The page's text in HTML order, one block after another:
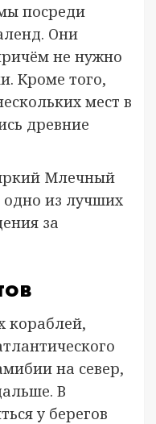
посреди
Они
не нужно
Кроме того,
мест в
древние
Млечный
одно из лучших
за
кораблей,
на север,
В
у берегов